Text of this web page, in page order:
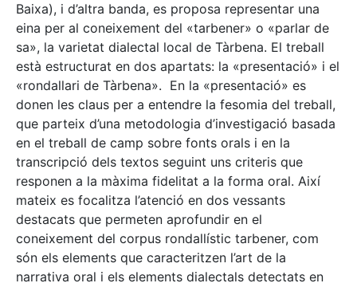
Baixa), i d’altra banda, es proposa representar una
eina per al coneixement del «tarbener» o «parlar de
sa», la varietat dialectal local de Tàrbena. El treball
està estructurat en dos apartats: la «presentació» i el
«rondallari de Tàrbena». En la «presentació» es
donen les claus per a entendre la fesomia del treball,
que parteix d’una metodologia d’investigació basada
en el treball de camp sobre fonts orals i en la
transcripció dels textos seguint uns criteris que
responen a la màxima fidelitat a la forma oral. Així
mateix es focalitza l’atenció en dos vessants
destacats que permeten aprofundir en el
coneixement del corpus rondallístic tarbener, com
són els elements que caracteritzen l’art de la
narrativa oral i els elements dialectals detectats en